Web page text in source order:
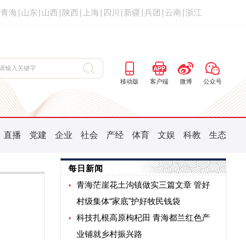
青海 山东 山西 陕西 上海 四川 新疆 兵团 云南 浙江
移动版 客户端 微博 公众号
直播 党建 企业 社会 产经 体育 文娱 科教 生态
每日新闻
青海茫崖花土沟镇做实三篇文章 管好
村级集体“家底”护好牧民钱袋
科技扎根高原枸杞田 青海都兰红色产
业铺就乡村振兴路